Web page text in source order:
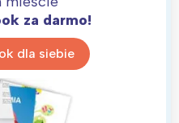
za darmo!
dla siebie